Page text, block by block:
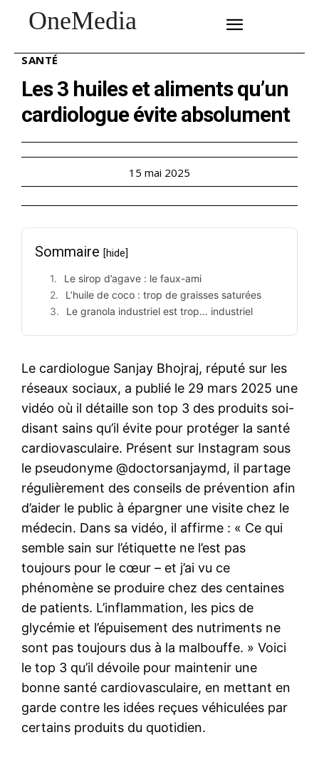
OneMedia
SANTÉ
Les 3 huiles et aliments qu’un
cardiologue évite absolument
15 mai 2025
Sommaire [hide]
Le sirop d’agave : le faux-ami
L’huile de coco : trop de graisses saturées
Le granola industriel est trop… industriel
Le cardiologue Sanjay Bhojraj, réputé sur les
réseaux sociaux, a publié le 29 mars 2025 une
vidéo où il détaille son top 3 des produits soi-
disant sains qu’il évite pour protéger la santé
cardiovasculaire. Présent sur Instagram sous
le pseudonyme @doctorsanjaymd, il partage
régulièrement des conseils de prévention afin
d’aider le public à épargner une visite chez le
médecin. Dans sa vidéo, il affirme : « Ce qui
semble sain sur l’étiquette ne l’est pas
toujours pour le cœur – et j’ai vu ce
phénomène se produire chez des centaines
de patients. L’inflammation, les pics de
glycémie et l’épuisement des nutriments ne
sont pas toujours dus à la malbouffe. » Voici
le top 3 qu’il dévoile pour maintenir une
bonne santé cardiovasculaire, en mettant en
garde contre les idées reçues véhiculées par
certains produits du quotidien.